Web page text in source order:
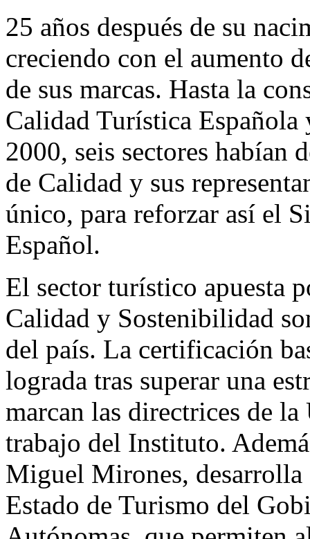
25 años después de su
creciendo con el aumento
de sus marcas. Hasta la
Calidad Turística
2000, seis sectores habían
de Calidad y sus
único, para reforzar así el
Español.
El sector turístico apuesta
Calidad y Sostenibilidad
del país. La certificación
lograda tras superar una
marcan las directrices de
trabajo del Instituto.
Miguel Mirones, desarrolla
Estado de Turismo del